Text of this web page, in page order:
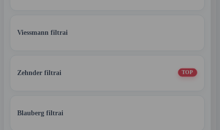
Viessmann filtrai
Zehnder filtrai TOP
Blauberg filtrai